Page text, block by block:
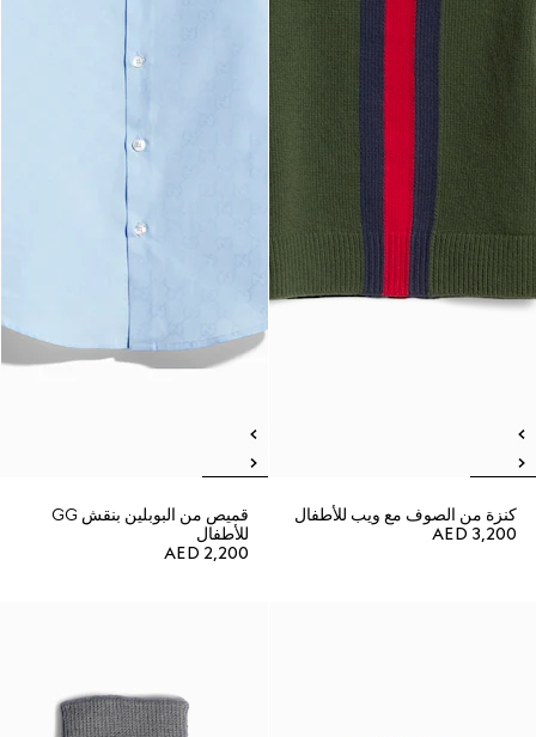
كنزة من الصوف مع ويب للأطفال
AED 3,200
قميص من البوبلين بنقش GG
للأطفال
AED 2,200